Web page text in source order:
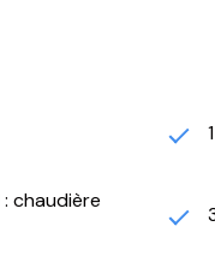
des regards, une
et
chaudière